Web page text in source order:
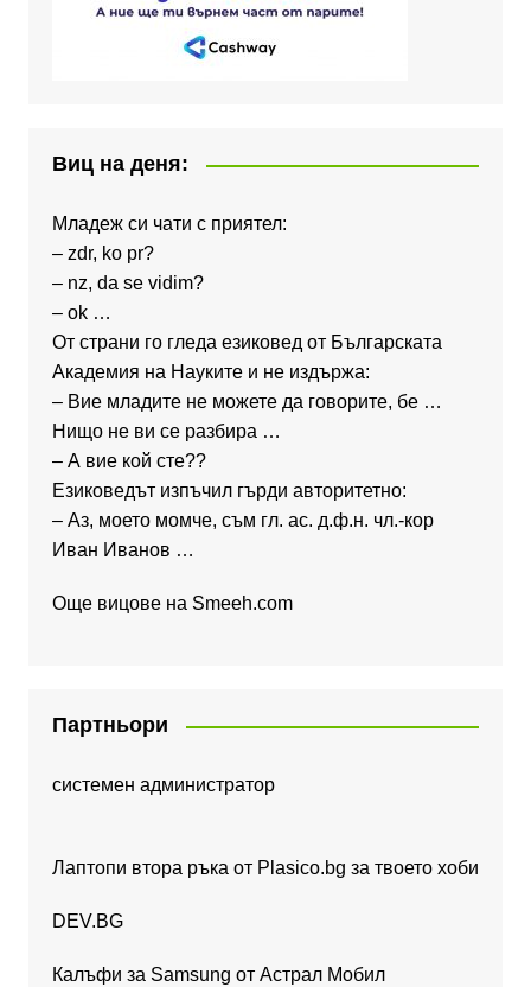
Виц на деня:
Младеж си чати с приятел:
– zdr, ko pr?
– nz, da se vidim?
– ok …
От страни го гледа езиковед от Българската
Академия на Науките и не издържа:
– Вие младите не можете да говорите, бе …
Нищо не ви се разбира …
– А вие кой сте??
Езиковедът изпъчил гърди авторитетно:
– Аз, моето момче, съм гл. ас. д.ф.н. чл.-кор
Иван Иванов …
Още вицове на Smeeh.com
Партньори
системен администратор
Лаптопи втора ръка от Plasico.bg за твоето хоби
DEV.BG
Калъфи за Samsung от Астрал Мобил